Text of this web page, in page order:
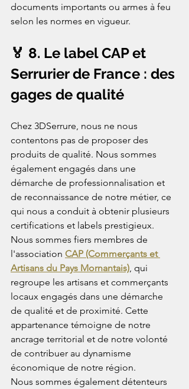
documents importants ou armes à feu
selon les normes en vigueur.
🏅 8. Le label CAP et
Serrurier de France : des
gages de qualité
Chez 3DSerrure, nous ne nous
contentons pas de proposer des
produits de qualité. Nous sommes
également engagés dans une
démarche de professionnalisation et
de reconnaissance de notre métier, ce
qui nous a conduit à obtenir plusieurs
certifications et labels prestigieux.
Nous sommes fiers membres de
l'association CAP (Commerçants et
Artisans du Pays Mornantais) , qui
regroupe les artisans et commerçants
locaux engagés dans une démarche
de qualité et de proximité. Cette
appartenance témoigne de notre
ancrage territorial et de notre volonté
de contribuer au dynamisme
économique de notre région.
Nous sommes également détenteurs